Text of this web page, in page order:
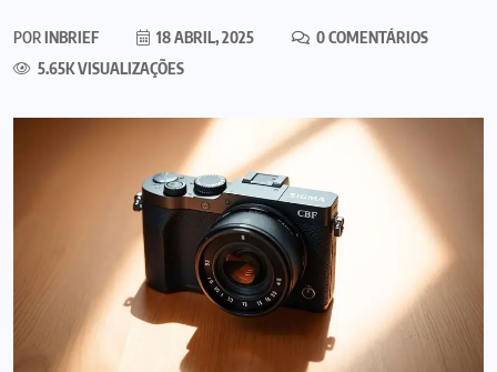
PORINBRIEF 18 ABRIL, 2025
0 COMENTÁRIOS
5.65K VISUALIZAÇÕES